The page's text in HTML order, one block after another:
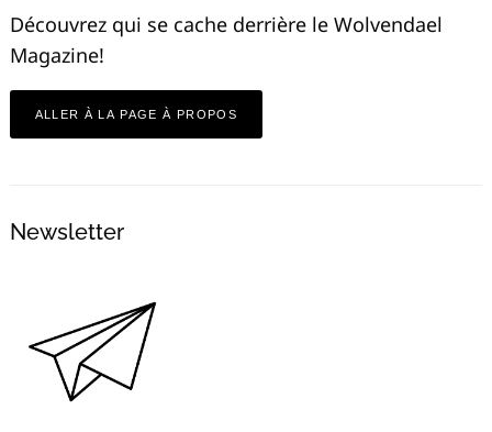
Découvrez qui se cache derrière le Wolvendael
Magazine!
ALLER À LA PAGE À PROPOS
Newsletter